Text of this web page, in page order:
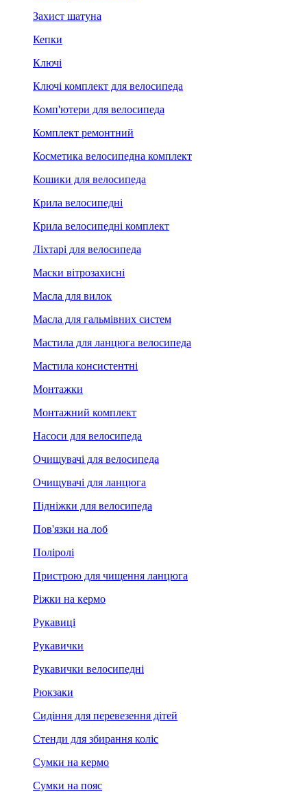
Захист шатуна
Кепки
Ключі
Ключі комплект для велосипеда
Комп'ютери для велосипеда
Комплект ремонтний
Косметика велосипедна комплект
Кошики для велосипеда
Крила велосипедні
Крила велосипедні комплект
Ліхтарі для велосипеда
Маски вітрозахисні
Масла для вилок
Масла для гальмівних систем
Мастила для ланцюга велосипеда
Мастила консистентні
Монтажки
Монтажний комплект
Насоси для велосипеда
Очищувачі для велосипеда
Очищувачі для ланцюга
Підніжки для велосипеда
Пов'язки на лоб
Поліролі
Пристрою для чищення ланцюга
Ріжки на кермо
Рукавиці
Рукавички
Рукавички велосипедні
Рюкзаки
Сидіння для перевезення дітей
Стенди для збирання коліс
Сумки на кермо
Сумки на пояс